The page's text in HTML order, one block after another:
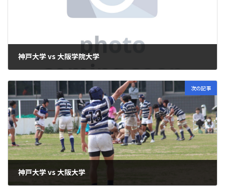
神戸大学 vs 大阪学院大学
2025年3月23日
次の記事
神戸大学 vs 大阪大学